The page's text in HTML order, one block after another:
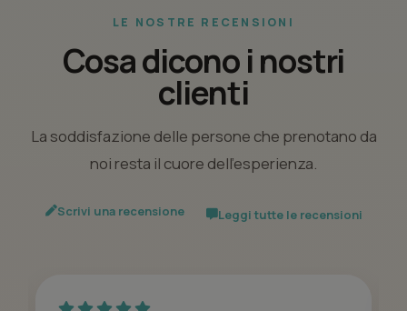
LE NOSTRE RECENSIONI
Cosa dicono i nostri
clienti
La soddisfazione delle persone che prenotano da
noi resta il cuore dell’esperienza.
Scrivi una recensione Leggi tutte le recensioni